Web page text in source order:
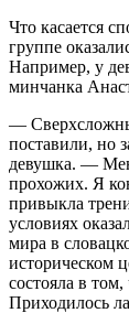
Что касается
группе
Например, у
минчанка
—
поставили, но
девушка. —
прохожих. Я
привыкла
условиях
мира в
историческом
состояла в
Приходилось